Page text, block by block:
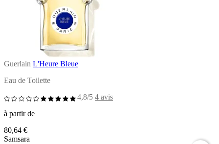
Guerlain L'Heure Bleue
Eau de Toilette
4,8/5 4 avis
à partir de
80,64 €
Samsara